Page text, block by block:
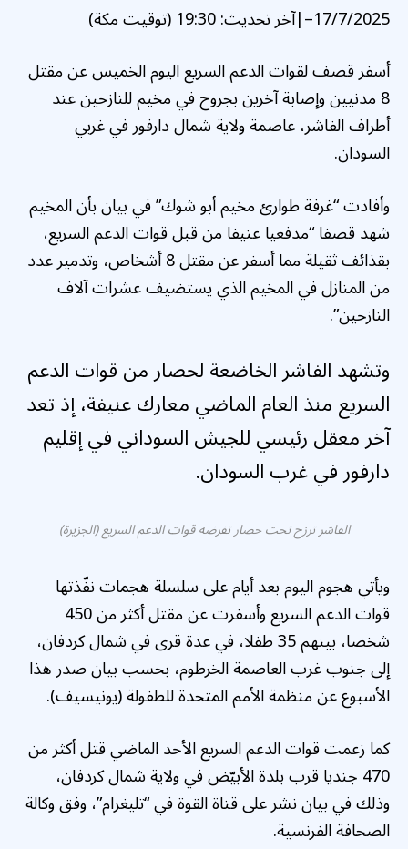
17/7/2025
–
|آخر تحديث:19:30 (توقيت مكة)
أسفر قصف لقوات الدعم السريع اليوم الخميس عن مقتل
8 مدنيين وإصابة آخرين بجروح في مخيم للنازحين عند
أطراف الفاشر، عاصمة ولاية شمال دارفور في غربي
السودان.
وأفادت “غرفة طوارئ مخيم أبو شوك” في بيان بأن المخيم
شهد قصفا “مدفعيا عنيفا من قبل قوات الدعم السريع،
بقذائف ثقيلة مما أسفر عن مقتل 8 أشخاص، وتدمير عدد
من المنازل في المخيم الذي يستضيف عشرات آلاف
النازحين”.
وتشهد الفاشر الخاضعة لحصار من قوات الدعم
السريع منذ العام الماضي معارك عنيفة، إذ تعد
آخر معقل رئيسي للجيش السوداني في إقليم
دارفور في غرب السودان.
الفاشر ترزح تحت حصار تفرضه قوات الدعم السريع (الجزيرة)
ويأتي هجوم اليوم بعد أيام على سلسلة هجمات نفّذتها
قوات الدعم السريع وأسفرت عن مقتل أكثر من 450
شخصا، بينهم 35 طفلا، في عدة قرى في شمال كردفان،
إلى جنوب غرب العاصمة الخرطوم، بحسب بيان صدر هذا
الأسبوع عن منظمة الأمم المتحدة للطفولة (يونيسيف).
كما زعمت قوات الدعم السريع الأحد الماضي قتل أكثر من
470 جنديا قرب بلدة الأبيّض في ولاية شمال كردفان،
وذلك في بيان نشر على قناة القوة في “تليغرام”، وفق وكالة
الصحافة الفرنسية.